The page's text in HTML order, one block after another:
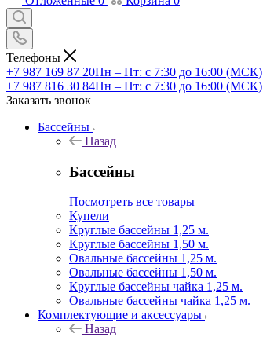
Телефоны
+7 987 169 87 20Пн – Пт: с 7:30 до 16:00 (МСК)
+7 987 816 30 84Пн – Пт: с 7:30 до 16:00 (МСК)
Заказать звонок
Бассейны
Назад
Бассейны
Посмотреть все товары
Купели
Круглые бассейны 1,25 м.
Круглые бассейны 1,50 м.
Овальные бассейны 1,25 м.
Овальные бассейны 1,50 м.
Круглые бассейны чайка 1,25 м.
Овальные бассейны чайка 1,25 м.
Комплектующие и аксессуары
Назад